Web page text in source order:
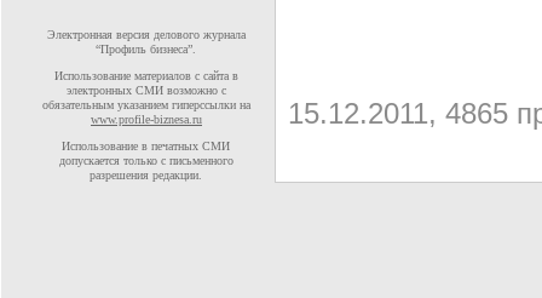
15.12.2011, 4865
Электронная версия делового журнала
“Профиль бизнеса”.
Использование материалов с сайта в
электронных СМИ возможно с
обязательным указанием гиперссылки на
www.profile-biznesa.ru
Использование в печатных СМИ
допускается только с письменного
разрешения редакции.